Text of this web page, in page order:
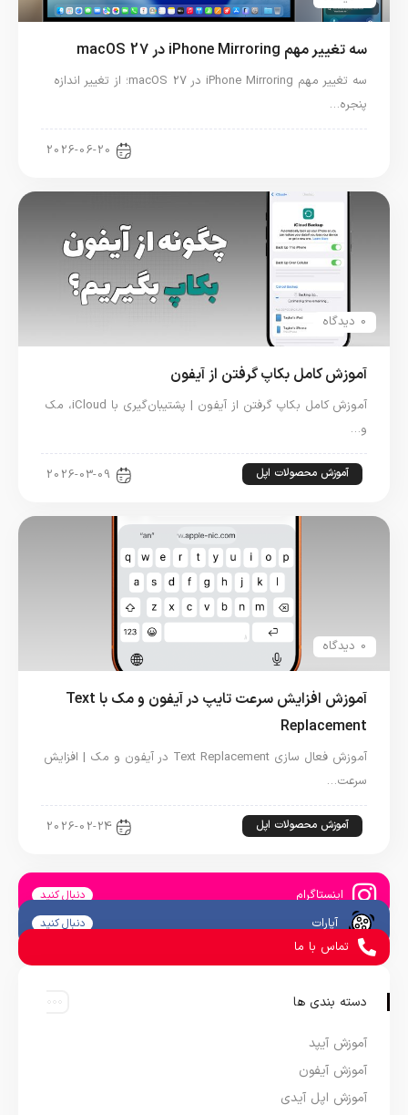
سه تغییر مهم iPhone Mirroring در macOS 27
سه تغییر مهم iPhone Mirroring در macOS 27؛ از تغییر اندازه
پنجره…
2026-06-20
0 دیدگاه
آموزش کامل بکاپ گرفتن از آیفون
آموزش کامل بکاپ گرفتن از آیفون | پشتیبان‌گیری با iCloud، مک
و…
آموزش محصولات اپل 2026-03-09
0 دیدگاه
آموزش افزایش سرعت تایپ در آیفون و مک با Text
Replacement
آموزش فعال سازی Text Replacement در آیفون و مک | افزایش
سرعت…
آموزش محصولات اپل 2026-02-24
اینستاگرام دنبال کنید
آپارات دنبال کنید
تماس با ما
دسته بندی ها
آموزش آیپد
آموزش آیفون
آموزش اپل آیدی